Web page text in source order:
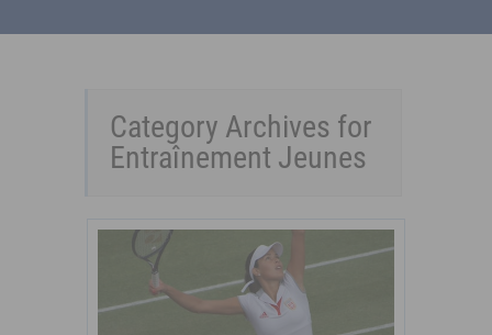
Category Archives for
Entraînement Jeunes